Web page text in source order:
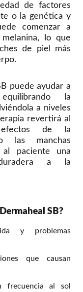
de factores
o la genética y
comenzar a
lo que
de piel más
puede ayudar a
la
a niveles
revertirá al
de la
las manchas
paciente una
a la
SB?
y problemas
que causan
frecuencia al sol